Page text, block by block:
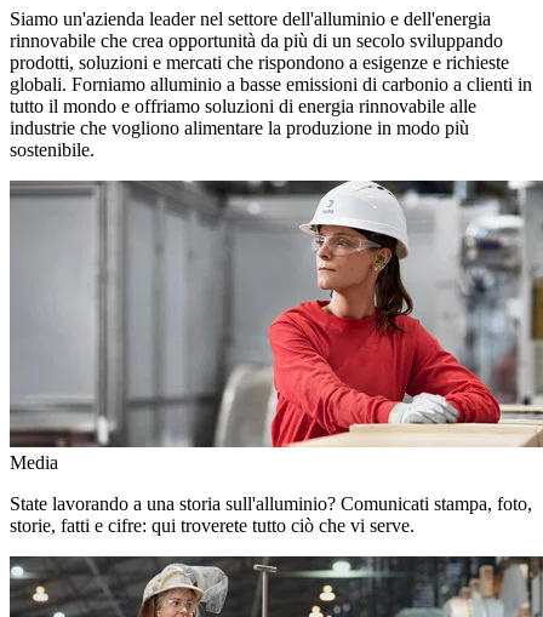
Siamo un'azienda leader nel settore dell'alluminio e dell'energia
rinnovabile che crea opportunità da più di un secolo sviluppando
prodotti, soluzioni e mercati che rispondono a esigenze e richieste
globali. Forniamo alluminio a basse emissioni di carbonio a clienti in
tutto il mondo e offriamo soluzioni di energia rinnovabile alle
industrie che vogliono alimentare la produzione in modo più
sostenibile.
Media
State lavorando a una storia sull'alluminio? Comunicati stampa, foto,
storie, fatti e cifre: qui troverete tutto ciò che vi serve.